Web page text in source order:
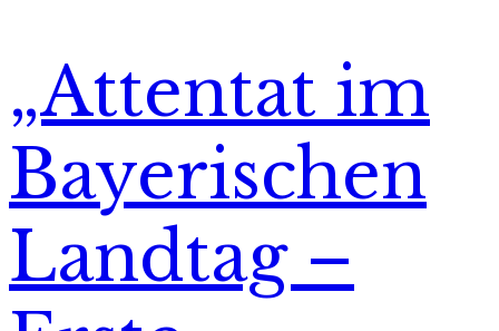
„Attentat im
Bayerischen
Landtag –